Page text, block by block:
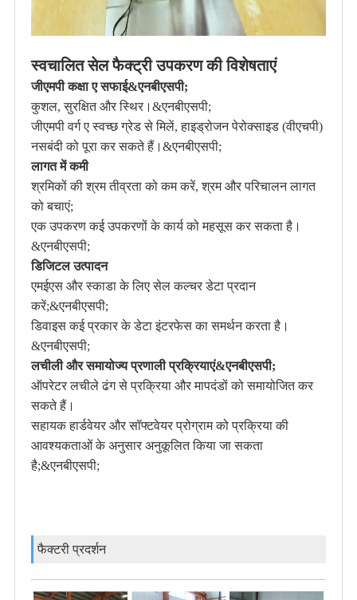
स्वचालित सेल फैक्ट्री उपकरण की विशेषताएं
जीएमपी कक्षा ए सफाई&एनबीएसपी;
कुशल, सुरक्षित और स्थिर।&एनबीएसपी;
जीएमपी वर्ग ए स्वच्छ ग्रेड से मिलें, हाइड्रोजन पेरोक्साइड (वीएचपी)
नसबंदी को पूरा कर सकते हैं।&एनबीएसपी;
लागत में कमी
श्रमिकों की श्रम तीव्रता को कम करें, श्रम और परिचालन लागत
को बचाएं;
एक उपकरण कई उपकरणों के कार्य को महसूस कर सकता है।
&एनबीएसपी;
डिजिटल उत्पादन
एमईएस और स्काडा के लिए सेल कल्चर डेटा प्रदान
करें;&एनबीएसपी;
डिवाइस कई प्रकार के डेटा इंटरफेस का समर्थन करता है।
&एनबीएसपी;
लचीली और समायोज्य प्रणाली प्रक्रियाएं&एनबीएसपी;
ऑपरेटर लचीले ढंग से प्रक्रिया और मापदंडों को समायोजित कर
सकते हैं।
सहायक हार्डवेयर और सॉफ्टवेयर प्रोग्राम को प्रक्रिया की
आवश्यकताओं के अनुसार अनुकूलित किया जा सकता
है;&एनबीएसपी;
फैक्टरी प्रदर्शन